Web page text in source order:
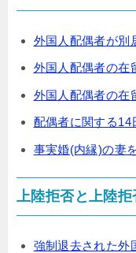
外国人配偶者が別
外国人配偶者の在
外国人配偶者の在
配偶者に関する14
事実婚(内縁)の妻
上陸拒否と上陸拒
強制退去された外